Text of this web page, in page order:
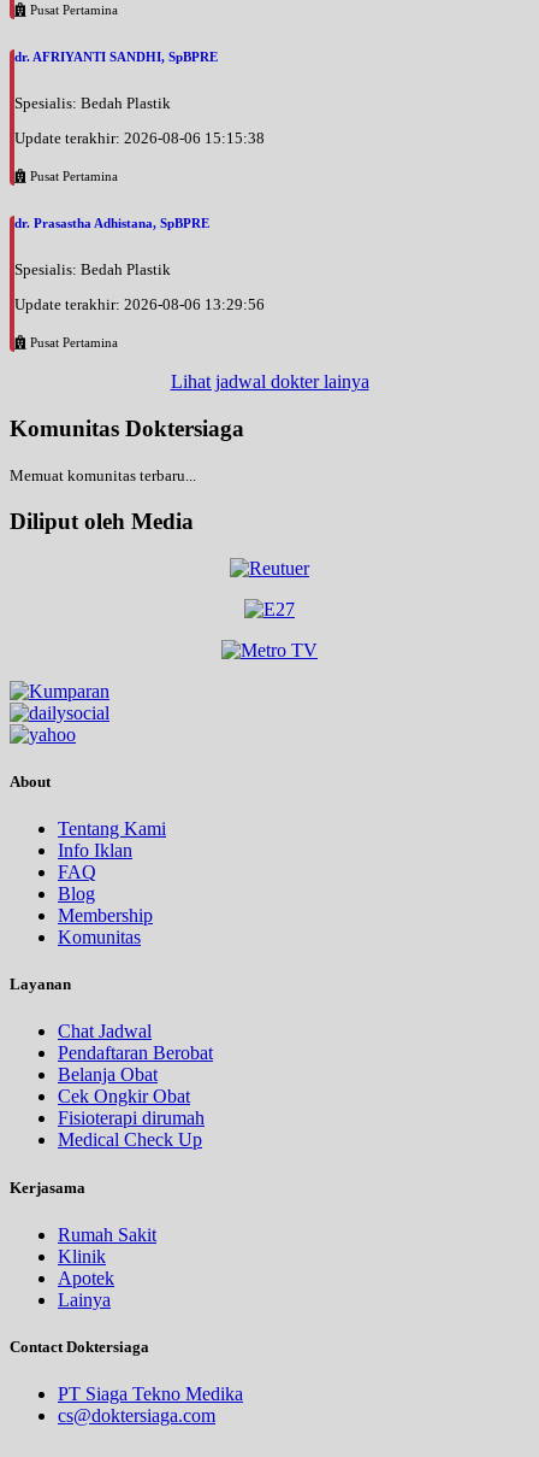
Pusat Pertamina
dr. AFRIYANTI SANDHI, SpBPRE
Spesialis: Bedah Plastik
Update terakhir: 2026-08-06 15:15:38
Pusat Pertamina
dr. Prasastha Adhistana, SpBPRE
Spesialis: Bedah Plastik
Update terakhir: 2026-08-06 13:29:56
Pusat Pertamina
Lihat jadwal dokter lainya
Komunitas Doktersiaga
Memuat komunitas terbaru...
Diliput oleh Media
About
Tentang Kami
Info Iklan
FAQ
Blog
Membership
Komunitas
Layanan
Chat Jadwal
Pendaftaran Berobat
Belanja Obat
Cek Ongkir Obat
Fisioterapi dirumah
Medical Check Up
Kerjasama
Rumah Sakit
Klinik
Apotek
Lainya
Contact Doktersiaga
PT Siaga Tekno Medika
cs@doktersiaga.com